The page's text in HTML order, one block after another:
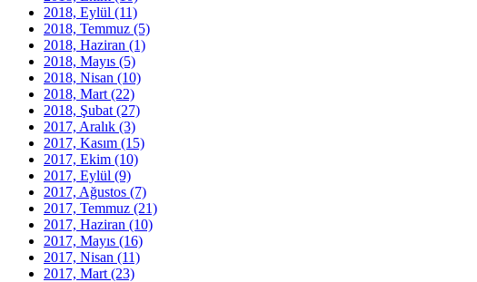
2018, Eylül (11)
2018, Temmuz (5)
2018, Haziran (1)
2018, Mayıs (5)
2018, Nisan (10)
2018, Mart (22)
2018, Şubat (27)
2017, Aralık (3)
2017, Kasım (15)
2017, Ekim (10)
2017, Eylül (9)
2017, Ağustos (7)
2017, Temmuz (21)
2017, Haziran (10)
2017, Mayıs (16)
2017, Nisan (11)
2017, Mart (23)